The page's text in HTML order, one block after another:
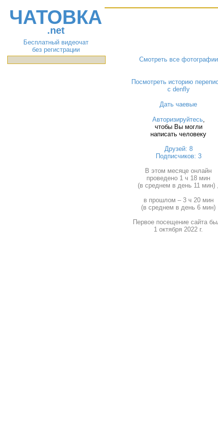
ЧАТОВКА
.net
Бесплатный видеочат
без регистрации
Смотреть все фотографии
Посмотреть историю
с denfly
Дать чаевые
Авторизируйтесь,
чтобы Вы могли
написать человеку
Друзей: 8
Подписчиков: 3
В этом месяце онлайн
проведено 1 ч 18 мин
(в среднем в день 11 мин)
в прошлом – 3 ч 20 мин
(в среднем в день 6 мин)
Первое посещение сайта
1 октября 2022 г.